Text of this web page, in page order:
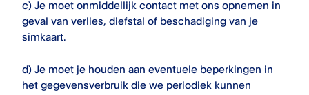
c) Je moet onmiddellijk contact met ons opnemen in
geval van verlies, diefstal of beschadiging van je
simkaart.
d) Je moet je houden aan eventuele beperkingen in
het gegevensverbruik die we periodiek kunnen